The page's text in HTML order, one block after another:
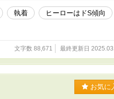
執着 ヒーローはドS傾向
文字数 88,671 最終更新日
お気に